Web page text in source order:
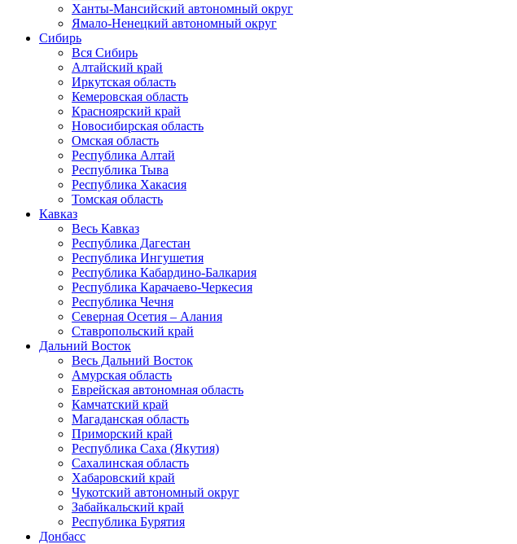
Ханты-Мансийский автономный округ
Ямало-Ненецкий автономный округ
Сибирь
Вся Сибирь
Алтайский край
Иркутская область
Кемеровская область
Красноярский край
Новосибирская область
Омская область
Республика Алтай
Республика Тыва
Республика Хакасия
Томская область
Кавказ
Весь Кавказ
Республика Дагестан
Республика Ингушетия
Республика Кабардино-Балкария
Республика Карачаево-Черкесия
Республика Чечня
Северная Осетия – Алания
Ставропольский край
Дальний Восток
Весь Дальний Восток
Амурская область
Еврейская автономная область
Камчатский край
Магаданская область
Приморский край
Республика Саха (Якутия)
Сахалинская область
Хабаровский край
Чукотский автономный округ
Забайкальский край
Республика Бурятия
Донбасс